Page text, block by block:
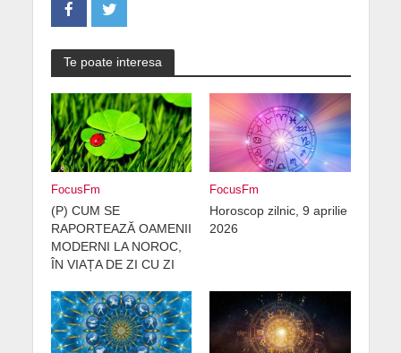
Te poate interesa
FocusFm
(P) CUM SE
RAPORTEAZĂ OAMENII
MODERNI LA NOROC,
ÎN VIAȚA DE ZI CU ZI
FocusFm
Horoscop zilnic, 9 aprilie
2026